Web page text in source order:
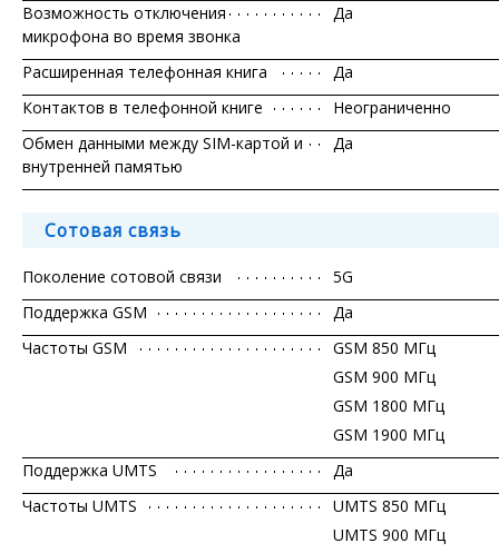
Возможность отключения
микрофона во время звонка
Да
Расширенная телефонная книга
Да
Контактов в телефонной книге
Неограниченно
Обмен данными между SIM-картой и
внутренней памятью
Да
Сотовая связь
Поколение сотовой связи
5G
Поддержка GSM
Да
Частоты GSM
GSM 850 МГц
GSM 900 МГц
GSM 1800 МГц
GSM 1900 МГц
Поддержка UMTS
Да
Частоты UMTS
UMTS 850 МГц
UMTS 900 МГц